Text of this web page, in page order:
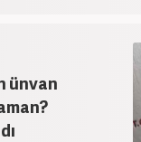
ünvan